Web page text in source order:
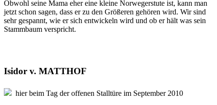
Obwohl seine Mama eher eine kleine Norwegerstute ist, kann man
jetzt schon sagen, dass er zu den Größeren gehören wird. Wir sind
sehr gespannt, wie er sich entwickeln wird und ob er hält was sein
Stammbaum verspricht.
Isidor v. MATTHOF
hier beim Tag der offenen Stalltüre im September 2010